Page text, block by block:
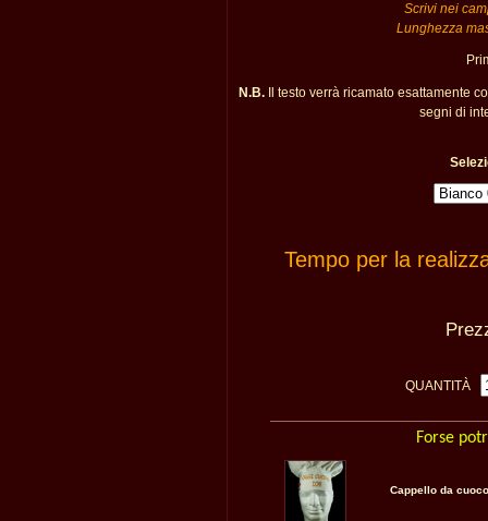
Scrivi nei
Lunghezza
N.B. Il testo verrà ricamato esattamente
segni di
Tempo per la
QUANTITÀ
Forse
Cappello da